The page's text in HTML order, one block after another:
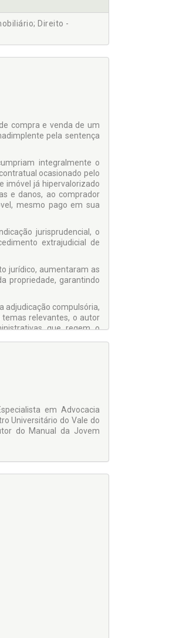
Direito -
compra e venda de um
pela sentença
integralmente o
ocasionado pelo
imóvel já hipervalorizado
e danos, ao comprador
mesmo pago em sua
jurisprudencial, o
extrajudicial de
jurídico, aumentaram as
propriedade, garantindo
adjudicação compulsória,
relevantes, o autor
que regem o
em Advocacia
Universitário do Vale do
do Manual da Jovem